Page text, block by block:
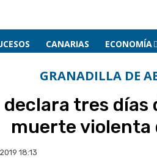
CANARIAS ECONOMÍA
GRANADILLA DE
tres días
muerte violenta
18:13